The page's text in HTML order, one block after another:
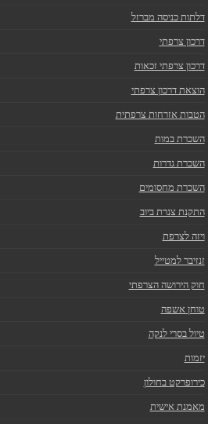
דלתות כניסה מברזל
דרכון צרפתי
דרכון צרפתי זכאות
הוצאת דרכון צרפתי
הטבות אזרחות צרפתית
השכרת במות
השכרת גדרות
השכרת מחסומים
התקנת צנרת ביוב
ויזה לצרפת
זנזיבר למטייל
חוק הירושה הצרפתי
טוחן אשפה
טיול בסרי לנקה
יזמות
כירופרקט בחולון
מאמנת אישית